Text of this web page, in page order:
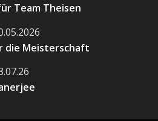
Team Theisen
die Meisterschaft